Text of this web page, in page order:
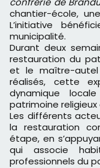
chantier-école,
L’initiative
municipalité.
Durant deux
restauration du
et le maître-autel
réalisés, cette
dynamique
patrimoine religieux
Les différents
la restauration
étape, en
qui associe
professionnels du